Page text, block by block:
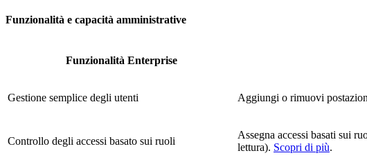
Funzionalità e capacità amministrative
Funzionalità Enterprise
Gestione semplice degli utenti Aggiungi o rimuovi
Controllo degli accessi basato sui ruoli
Assegna accessi basati sui
lettura). Scopri di più.